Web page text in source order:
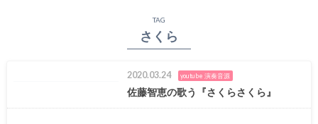
TAG
さくら
2020.03.24 youtube 演奏音源
佐藤智恵の歌う『さくらさくら』